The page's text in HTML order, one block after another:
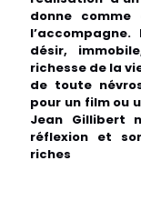
donne
désir,
richesse de la
de toute
pour un film ou
Jean Gillibert
réflexion et
riches